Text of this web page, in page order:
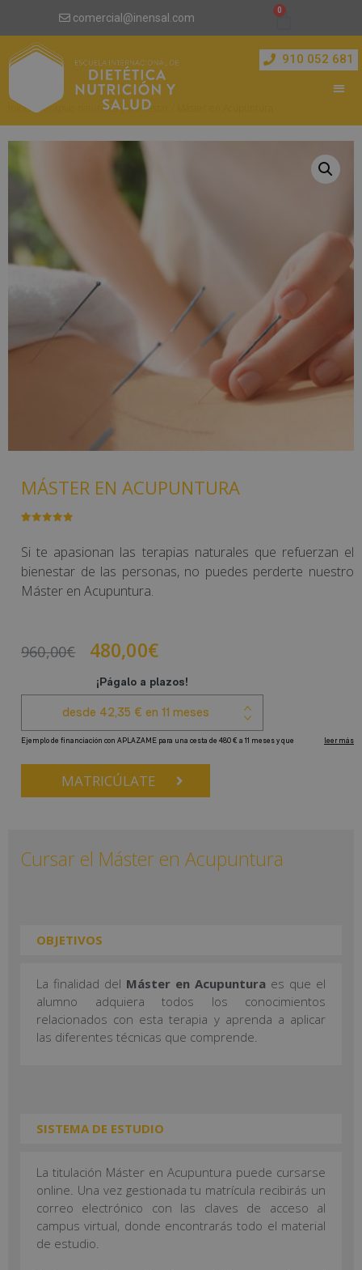
comercial@inensal.com
910 052 681
Inicio/ Terapias naturales y Bienestar
MÁSTER EN ACUPUNTURA
5 en base
a valoración
de un
cliente
Si te apasionan las terapias naturales que refuerzan el
bienestar de las personas, no puedes perderte nuestro
Máster en Acupuntura.
960,00€ 480,00€
MATRICÚLATE
Cursar el Máster en Acupuntura
OBJETIVOS
La finalidad del Máster en Acupuntura es que el
alumno adquiera todos los conocimientos
relacionados con esta terapia y aprenda a aplicar
las diferentes técnicas que comprende.
SISTEMA DE ESTUDIO
La titulación Máster en Acupuntura puede cursarse
online. Una vez gestionada tu matrícula recibirás un
correo electrónico con las claves de acceso al
campus virtual, donde encontrarás todo el material
de estudio.